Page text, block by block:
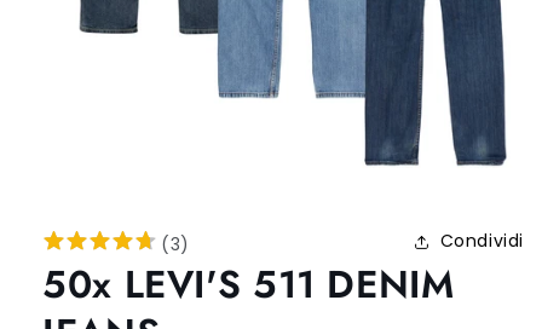
(3) Condividi
50x LEVI'S 511 DENIM